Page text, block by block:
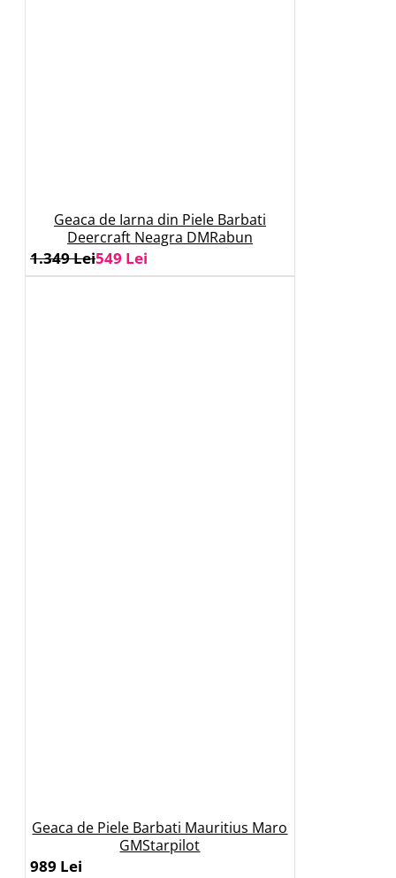
Geaca de Iarna din Piele Barbati
Deercraft Neagra DMRabun
549 Lei
1.349 Lei
Geaca de Piele Barbati Mauritius Maro
GMStarpilot
989 Lei